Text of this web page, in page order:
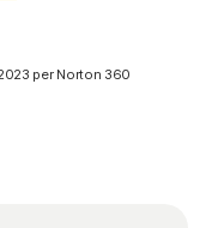
per Norton 360